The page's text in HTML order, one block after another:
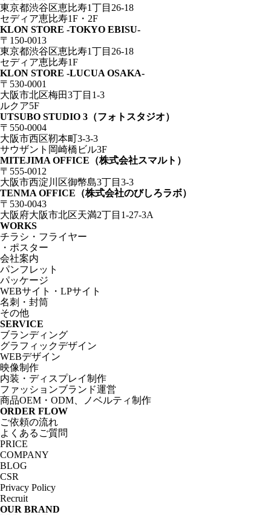
東京都渋谷区恵比寿1丁目26-18
セディア恵比寿1F・2F
KLON STORE -TOKYO EBISU-
〒150-0013
東京都渋谷区恵比寿1丁目26-18
セディア恵比寿1F
KLON STORE -LUCUA OSAKA-
〒530-0001
大阪市北区梅田3丁目1-3
ルクア5F
UTSUBO STUDIO 3（フォトスタジオ）
〒550-0004
大阪市西区靭本町3-3-3
サウザント岡崎橋ビル3F
MITEJIMA OFFICE（株式会社スマルト）
〒555-0012
大阪市西淀川区御幣島3丁目3-3
TENMA OFFICE（株式会社のびしろラボ）
〒530-0043
大阪府大阪市北区天満2丁目1-27-3A
WORKS
チラシ・フライヤー
・ポスター
会社案内
パンフレット
パッケージ
WEBサイト・LPサイト
名刺・封筒
その他
SERVICE
ブランディング
グラフィックデザイン
WEBデザイン
映像制作
内装・ディスプレイ制作
ファッションブランド運営
商品OEM・ODM、ノベルティ制作
ORDER FLOW
ご依頼の流れ
よくあるご質問
PRICE
COMPANY
BLOG
CSR
Privacy Policy
Recruit
OUR BRAND